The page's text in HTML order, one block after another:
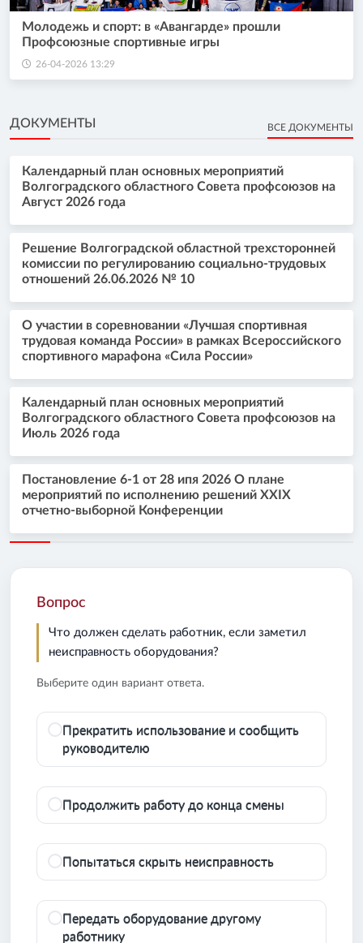
Молодежь и спорт: в «Авангарде» прошли
Профсоюзные спортивные игры
26-04-2026 13:29
ДОКУМЕНТЫ ВСЕ ДОКУМЕНТЫ
Календарный план основных мероприятий
Волгоградского областного Совета профсоюзов на
Август 2026 года
Решение Волгоградской областной трехсторонней
комиссии по регулированию социально-трудовых
отношений 26.06.2026 № 10
О участии в соревновании «Лучшая спортивная
трудовая команда России» в рамках Всероссийского
спортивного марафона «Сила России»
Календарный план основных мероприятий
Волгоградского областного Совета профсоюзов на
Июль 2026 года
Постановление 6-1 от 28 ипя 2026 О плане
мероприятий по исполнению решений XXIX
отчетно-выборной Конференции
Вопрос
Что должен сделать работник, если заметил
неисправность оборудования?
Выберите один вариант ответа.
Прекратить использование и сообщить
руководителю
Продолжить работу до конца смены
Попытаться скрыть неисправность
Передать оборудование другому
работнику